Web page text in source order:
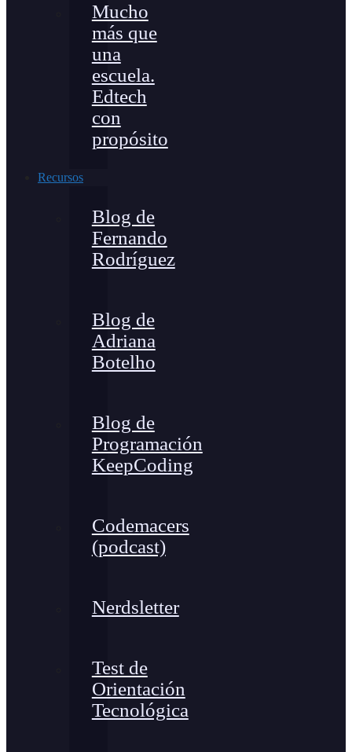
Mucho
más que
una
escuela.
Edtech
con
propósito
Recursos
Blog de
Fernando
Rodríguez
Blog de
Adriana
Botelho
Blog de
Programación
KeepCoding
Codemacers
(podcast)
Nerdsletter
Test de
Orientación
Tecnológica